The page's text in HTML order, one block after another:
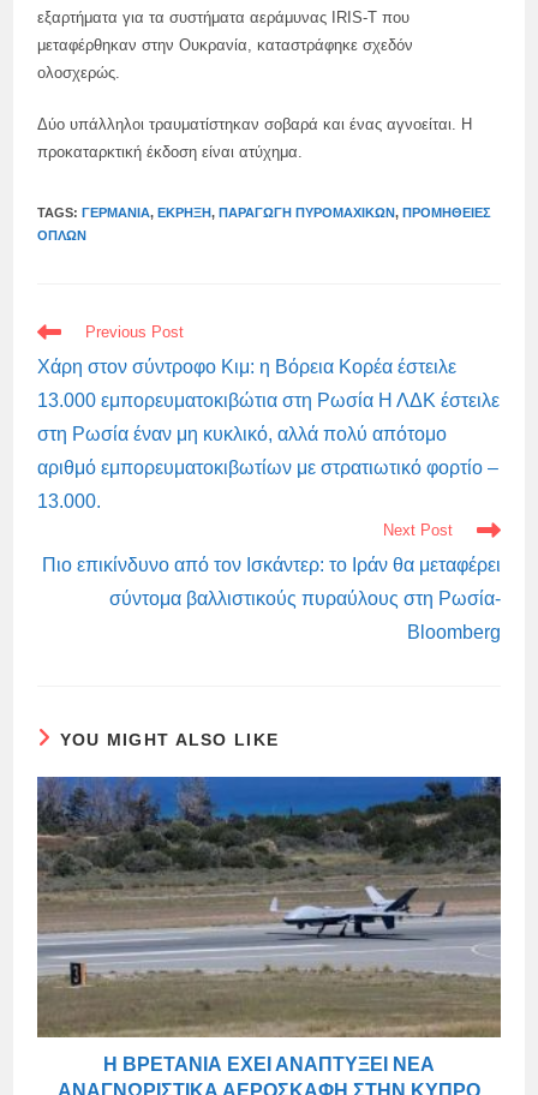
εξαρτήματα για τα συστήματα αεράμυνας IRIS-T που
μεταφέρθηκαν στην Ουκρανία, καταστράφηκε σχεδόν
ολοσχερώς.
Δύο υπάλληλοι τραυματίστηκαν σοβαρά και ένας αγνοείται. Η
προκαταρκτική έκδοση είναι ατύχημα.
TAGS:ΓΕΡΜΑΝΊΑ, ΈΚΡΗΞΗ, ΠΑΡΑΓΩΓΉ ΠΥΡΟΜΑΧΙΚΏΝ, ΠΡΟΜΉΘΕΙΕΣ
ΌΠΛΩΝ
READ
MORE
ARTICLES
Previous Post
Χάρη στον σύντροφο Κιμ: η Βόρεια Κορέα έστειλε
13.000 εμπορευματοκιβώτια στη Ρωσία Η ΛΔΚ έστειλε
στη Ρωσία έναν μη κυκλικό, αλλά πολύ απότομο
αριθμό εμπορευματοκιβωτίων με στρατιωτικό φορτίο –
13.000.
Next Post
Πιο επικίνδυνο από τον Ισκάντερ: το Ιράν θα μεταφέρει
σύντομα βαλλιστικούς πυραύλους στη Ρωσία-
Bloomberg
YOU MIGHT ALSO LIKE
Η ΒΡΕΤΑΝΊΑ ΈΧΕΙ ΑΝΑΠΤΎΞΕΙ ΝΈΑ